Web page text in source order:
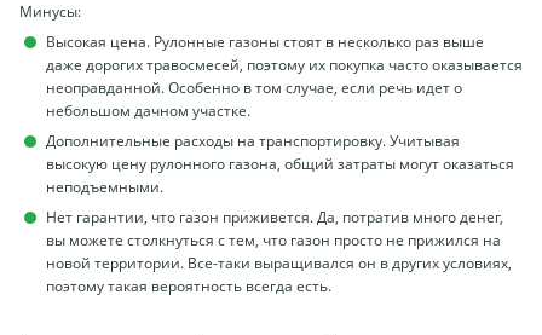
Минусы:
Высокая цена. Рулонные газоны стоят в несколько раз выше
даже дорогих травосмесей, поэтому их покупка часто оказывается
неоправданной. Особенно в том случае, если речь идет о
небольшом дачном участке.
Дополнительные расходы на транспортировку. Учитывая
высокую цену рулонного газона, общий затраты могут оказаться
неподъемными.
Нет гарантии, что газон приживется. Да, потратив много денег,
вы можете столкнуться с тем, что газон просто не прижился на
новой территории. Все-таки выращивался он в других условиях,
поэтому такая вероятность всегда есть.